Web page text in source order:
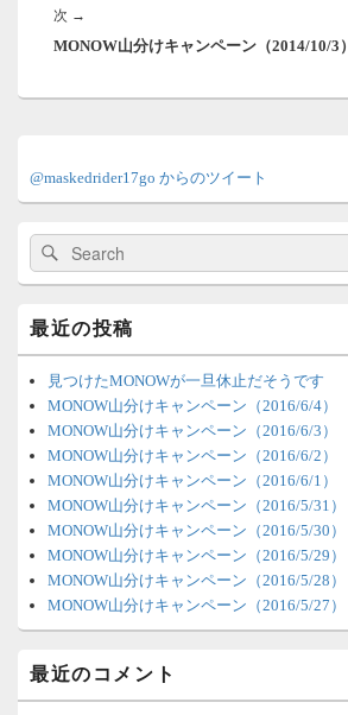
ー
シ
次 →
の
MONOW山分けキャンペーン（2014/10/3）
ン
サ
バ
ィ
ジ
ェ
ッ
ア
@maskedrider17go からのツイート
検
索:
検
索
最近の投稿
見つけたMONOWが一旦休止だそうです
MONOW山分けキャンペーン（2016/6/4）
MONOW山分けキャンペーン（2016/6/3）
MONOW山分けキャンペーン（2016/6/2）
MONOW山分けキャンペーン（2016/6/1）
MONOW山分けキャンペーン（2016/5/31）
MONOW山分けキャンペーン（2016/5/30）
MONOW山分けキャンペーン（2016/5/29）
MONOW山分けキャンペーン（2016/5/28）
MONOW山分けキャンペーン（2016/5/27）
最近のコメント